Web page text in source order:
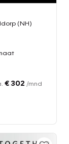
(NH)
€ 302 /mnd